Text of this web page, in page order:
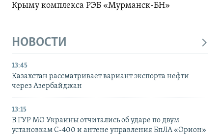
Крыму комплекса РЭБ «Мурманск-БН»
НОВОСТИ
13:45
Казахстан рассматривает вариант экспорта нефти
через Азербайджан
13:15
В ГУР МО Украины отчитались об ударе по двум
установкам С-400 и антене управления БпЛА «Орион»